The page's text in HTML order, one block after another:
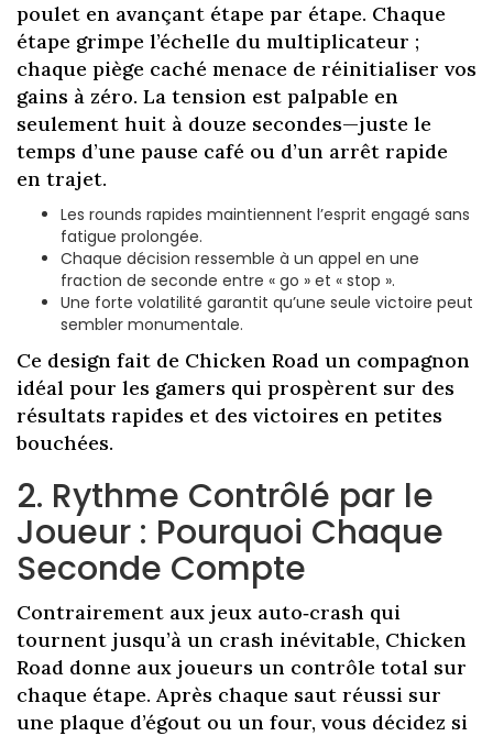
poulet en avançant étape par étape. Chaque
étape grimpe l’échelle du multiplicateur ;
chaque piège caché menace de réinitialiser vos
gains à zéro. La tension est palpable en
seulement huit à douze secondes—juste le
temps d’une pause café ou d’un arrêt rapide
en trajet.
Les rounds rapides maintiennent l’esprit engagé sans
fatigue prolongée.
Chaque décision ressemble à un appel en une
fraction de seconde entre « go » et « stop ».
Une forte volatilité garantit qu’une seule victoire peut
sembler monumentale.
Ce design fait de Chicken Road un compagnon
idéal pour les gamers qui prospèrent sur des
résultats rapides et des victoires en petites
bouchées.
2. Rythme Contrôlé par le
Joueur : Pourquoi Chaque
Seconde Compte
Contrairement aux jeux auto‑crash qui
tournent jusqu’à un crash inévitable, Chicken
Road donne aux joueurs un contrôle total sur
chaque étape. Après chaque saut réussi sur
une plaque d’égout ou un four, vous décidez si